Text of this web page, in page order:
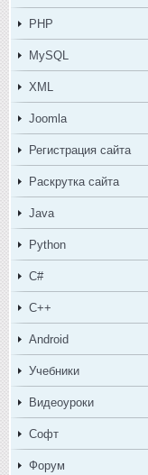
PHP
MySQL
XML
Joomla
Регистрация сайта
Раскрутка сайта
Java
Python
C#
C++
Android
Учебники
Видеоуроки
Софт
Форум